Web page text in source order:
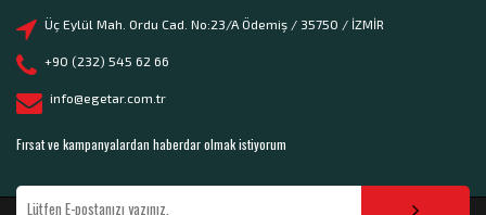
Üç Eylül Mah. Ordu Cad. No:23/A Ödemiş / 35750 / İZMİR
+90 (232) 545 62 66
info@egetar.com.tr
Fırsat ve kampanyalardan haberdar olmak istiyorum